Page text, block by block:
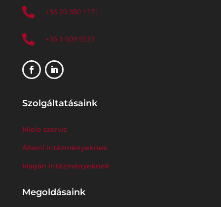
 +36 20 380 1171
 +36 1 609 5533
Szolgáltatásaink
Miele szerviz
Állami intézményeknek
Magán intézményeknek
Megoldásaink